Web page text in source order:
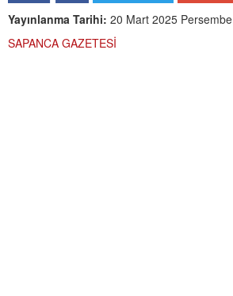
Yayınlanma Tarihi: 20 Mart 2025 Persembe
SAPANCA GAZETESİ